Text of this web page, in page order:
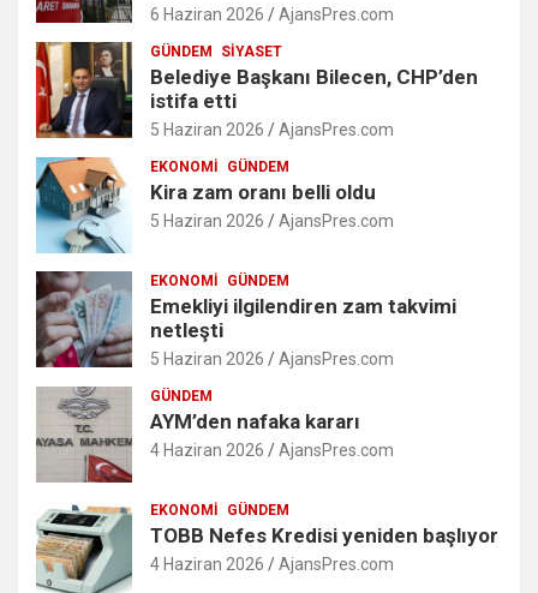
6 Haziran 2026 AjansPres.com
GÜNDEM SIYASET
Belediye Başkanı Bilecen, CHP’den
istifa etti
5 Haziran 2026 AjansPres.com
EKONOMI GÜNDEM
Kira zam oranı belli oldu
5 Haziran 2026 AjansPres.com
EKONOMI GÜNDEM
Emekliyi ilgilendiren zam takvimi
netleşti
5 Haziran 2026 AjansPres.com
GÜNDEM
AYM’den nafaka kararı
4 Haziran 2026 AjansPres.com
EKONOMI GÜNDEM
TOBB Nefes Kredisi yeniden başlıyor
4 Haziran 2026 AjansPres.com